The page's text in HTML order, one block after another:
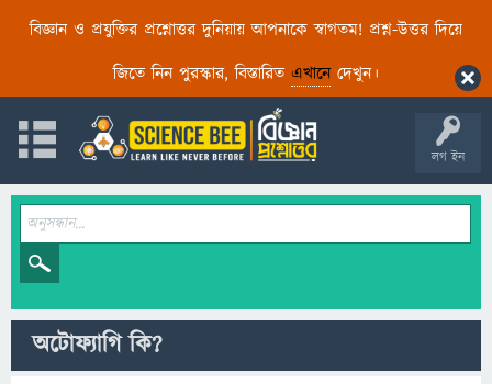
বিজ্ঞান ও প্রযুক্তির প্রশ্নোত্তর দুনিয়ায় আপনাকে স্বাগতম! প্রশ্ন-উত্তর দিয়ে
জিতে নিন পুরস্কার, বিস্তারিত এখানেদেখুন।
লগ ইন
অটোফ্যাগি কি?